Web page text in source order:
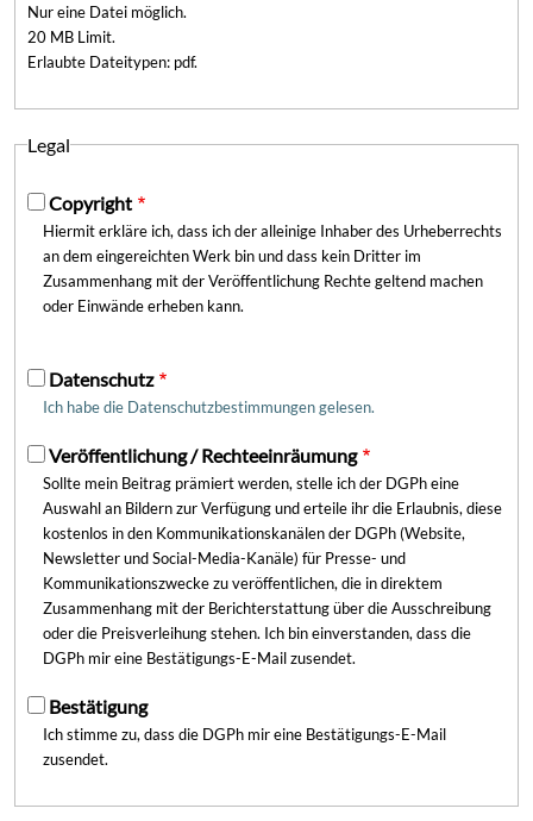
Nur eine Datei möglich.
20 MB Limit.
Erlaubte Dateitypen: pdf.
Legal
Copyright
Hiermit erkläre ich, dass ich der alleinige Inhaber des Urheberrechts
an dem eingereichten Werk bin und dass kein Dritter im
Zusammenhang mit der Veröffentlichung Rechte geltend machen
oder Einwände erheben kann.
Datenschutz
Ich habe die Datenschutzbestimmungen gelesen.
Veröffentlichung / Rechteeinräumung
Sollte mein Beitrag prämiert werden, stelle ich der DGPh eine
Auswahl an Bildern zur Verfügung und erteile ihr die Erlaubnis, diese
kostenlos in den Kommunikationskanälen der DGPh (Website,
Newsletter und Social-Media-Kanäle) für Presse- und
Kommunikationszwecke zu veröffentlichen, die in direktem
Zusammenhang mit der Berichterstattung über die Ausschreibung
oder die Preisverleihung stehen. Ich bin einverstanden, dass die
DGPh mir eine Bestätigungs-E-Mail zusendet.
Bestätigung
Ich stimme zu, dass die DGPh mir eine Bestätigungs-E-Mail
zusendet.